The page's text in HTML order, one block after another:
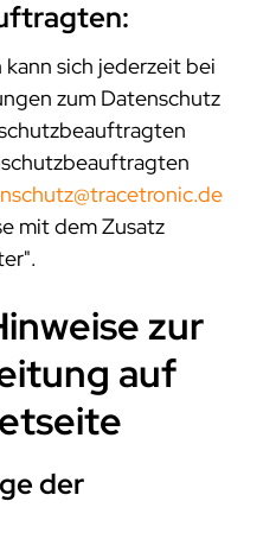
sich jederzeit bei
zum Datenschutz
mit dem Zusatz
zur
auf
der